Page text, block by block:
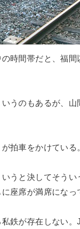
時間帯だと、福
うのもあるが、
拍車をかけている
うと決してそう
座席が満席になっ
鉄が存在しない